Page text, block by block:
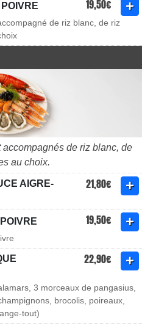
19,50€
de riz blanc, de riz
de riz blanc, de
au choix.
AIGRE-
21,80€
19,50€
22,90€
3 morceaux de pangasius,
brocolis, poireaux,
tout)